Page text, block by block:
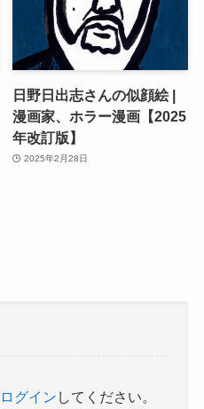
日野日出志さんの似顔絵 |
漫画家、ホラー漫画【2025
年改訂版】
2025年2月28日
ログイン してください。